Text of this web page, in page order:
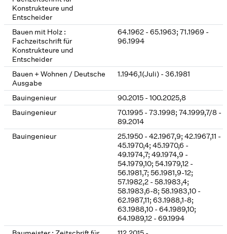
Konstrukteure und
Entscheider
Bauen mit Holz :
Fachzeitschrift für
Konstrukteure und
Entscheider
64.1962 - 65.1963; 71.1969 -
96.1994
Bauen + Wohnen / Deutsche
Ausgabe
1.1946,1(Juli) - 36.1981
Bauingenieur
90.2015 - 100.2025,8
Bauingenieur
70.1995 - 73.1998; 74.1999,7/8 -
89.2014
Bauingenieur
25.1950 - 42.1967,9; 42.1967,11 -
45.1970,4; 45.1970,6 -
49.1974,7; 49.1974,9 -
54.1979,10; 54.1979,12 -
56.1981,7; 56.1981,9-12;
57.1982,2 - 58.1983,4;
58.1983,6-8; 58.1983,10 -
62.1987,11; 63.1988,1-8;
63.1988,10 - 64.1989,10;
64.1989,12 - 69.1994